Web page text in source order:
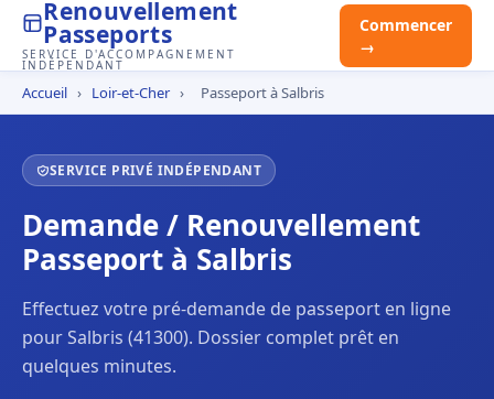
Renouvellement
Passeports
SERVICE D'ACCOMPAGNEMENT
INDÉPENDANT
Commencer
→
Accueil › Loir-et-Cher › Passeport à Salbris
SERVICE PRIVÉ INDÉPENDANT
Demande / Renouvellement
Passeport à Salbris
Effectuez votre pré-demande de passeport en ligne
pour Salbris (41300). Dossier complet prêt en
quelques minutes.